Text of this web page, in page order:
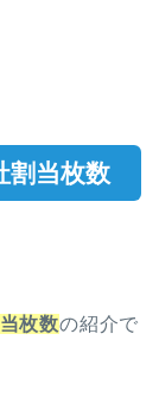
割当枚数
枚数の紹介で